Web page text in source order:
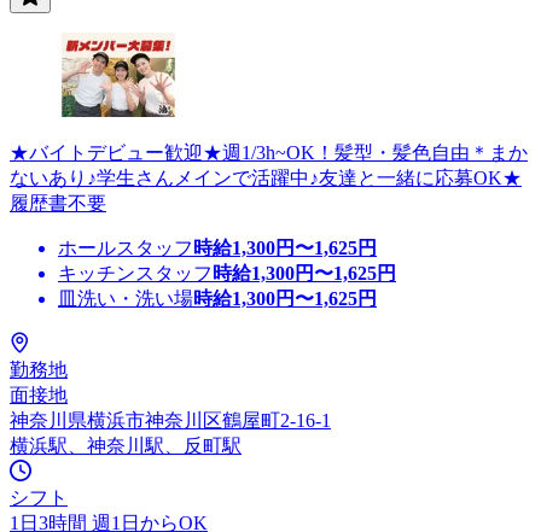
★バイトデビュー歓迎★週1/3h~OK！髪型・髪色自由＊まか
ないあり♪学生さんメインで活躍中♪友達と一緒に応募OK★
履歴書不要
ホールスタッフ 時給1,300円〜1,625円
キッチンスタッフ 時給1,300円〜1,625円
皿洗い・洗い場時給1,300円〜1,625円
勤務地
面接地
神奈川県横浜市神奈川区鶴屋町2-16-1
横浜駅、神奈川駅、反町駅
シフト
1日3時間 週1日からOK